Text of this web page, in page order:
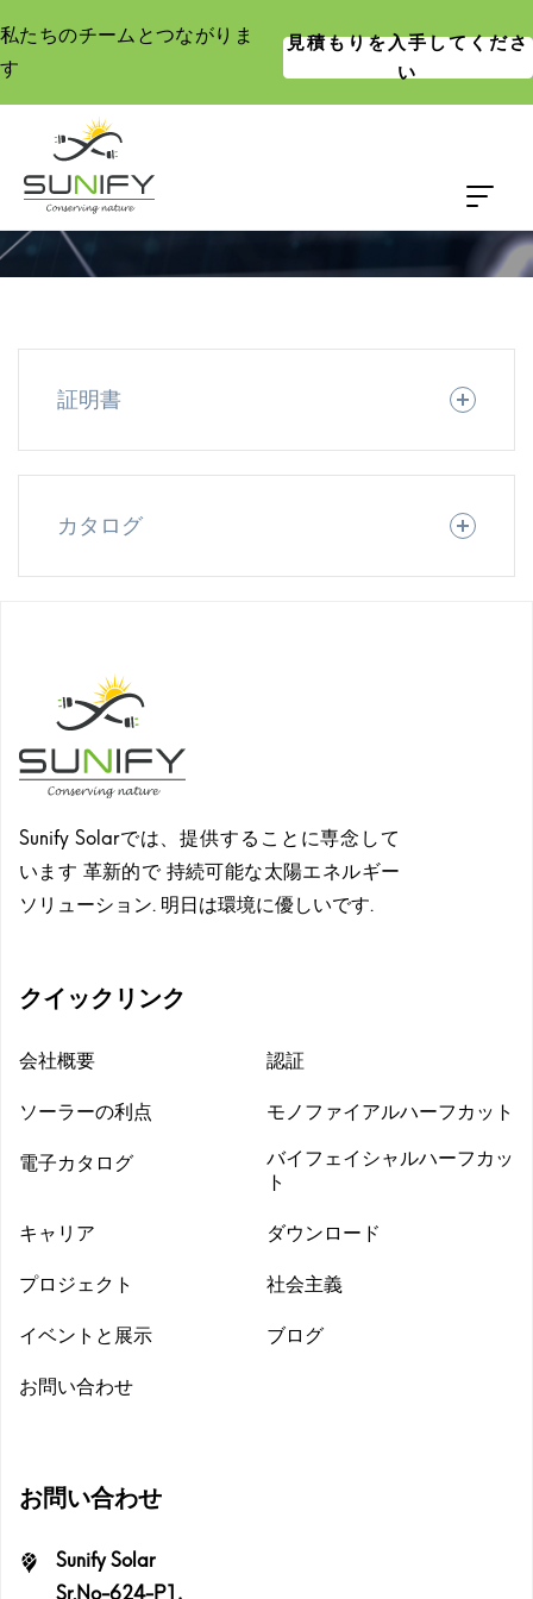
私たちのチームとつながりま
す
見積もりを入手してくださ
い
証明書
ダウンロード
カタログ
Sunify Solarでは、提供することに専念して
います 革新的で 持続可能な太陽エネルギー
ソリューション. 明日は環境に優しいです.
クイックリンク
会社概要 認証
ソーラーの利点 モノファイアルハーフカット
電子カタログ
バイフェイシャルハーフカッ
ト
キャリア ダウンロード
プロジェクト 社会主義
イベントと展示 ブログ
お問い合わせ
お問い合わせ
Sunify Solar
Sr.No-624-P1,